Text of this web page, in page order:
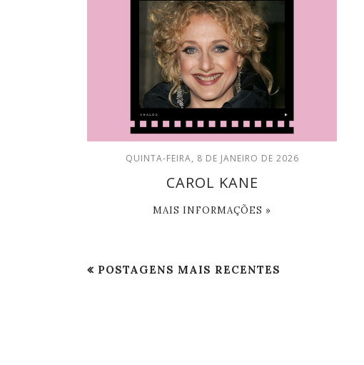
QUINTA-FEIRA, 8 DE JANEIRO DE 2026
CAROL KANE
MAIS INFORMAÇÕES »
POSTAGENS MAIS RECENTES